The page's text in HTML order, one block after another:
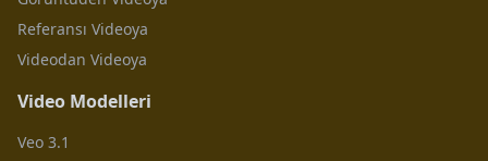
Referansı Videoya
Videodan Videoya
Video Modelleri
Veo 3.1